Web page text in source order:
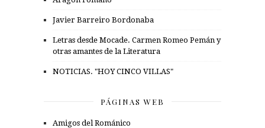
Javier Barreiro Bordonaba
Letras desde Mocade. Carmen Romeo Pemán y
otras amantes de la Literatura
NOTICIAS. "HOY CINCO VILLAS"
PÁGINAS WEB
Amigos del Románico